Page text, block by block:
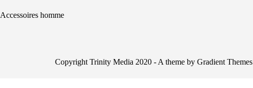
Accessoires homme
Copyright Trinity Media 2020 - A theme by Gradient Themes